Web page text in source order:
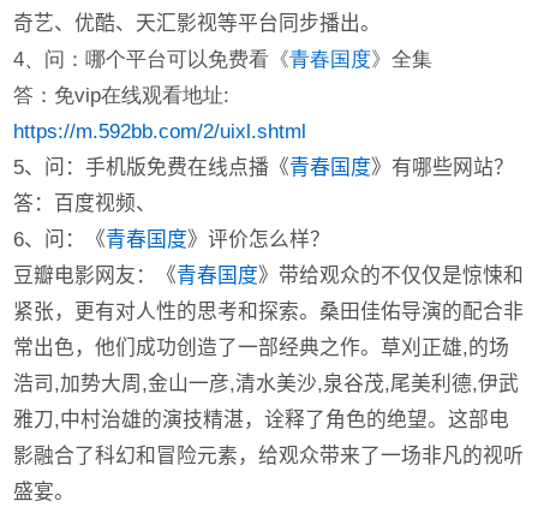
奇艺、优酷、天汇影视等平台同步播出。
4、问：哪个平台可以免费看《青春国度》全集
答：免vip在线观看地址:
https://m.592bb.com/2/uixl.shtml
5、问：手机版免费在线点播《青春国度》有哪些网站？
答：百度视频、
6、问：《青春国度》评价怎么样？
豆瓣电影网友：《青春国度》带给观众的不仅仅是惊悚和
紧张，更有对人性的思考和探索。桑田佳佑导演的配合非
常出色，他们成功创造了一部经典之作。草刈正雄,的场
浩司,加势大周,金山一彦,清水美沙,泉谷茂,尾美利德,伊武
雅刀,中村治雄的演技精湛，诠释了角色的绝望。这部电
影融合了科幻和冒险元素，给观众带来了一场非凡的视听
盛宴。